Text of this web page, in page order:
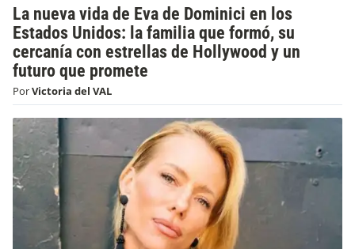
La nueva vida de Eva de Dominici en los
Estados Unidos: la familia que formó, su
cercanía con estrellas de Hollywood y un
futuro que promete
PorVictoria del VAL